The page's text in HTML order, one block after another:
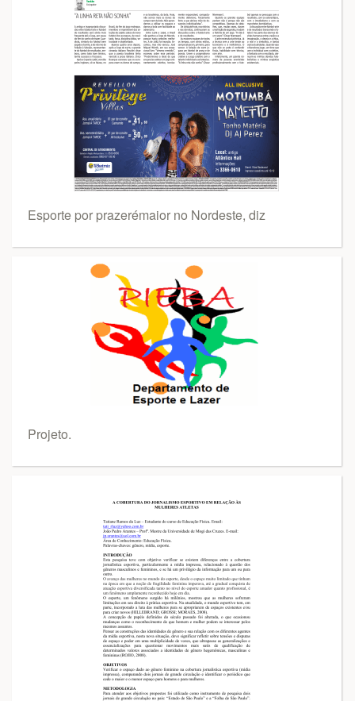
Esporte por prazerémaior no Nordeste, diz
Projeto.